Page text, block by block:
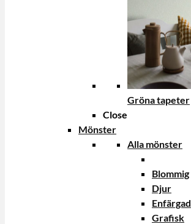
Gröna tapeter
Close
Mönster
Alla mönster
Blommig
Djur
Enfärgad
Grafisk